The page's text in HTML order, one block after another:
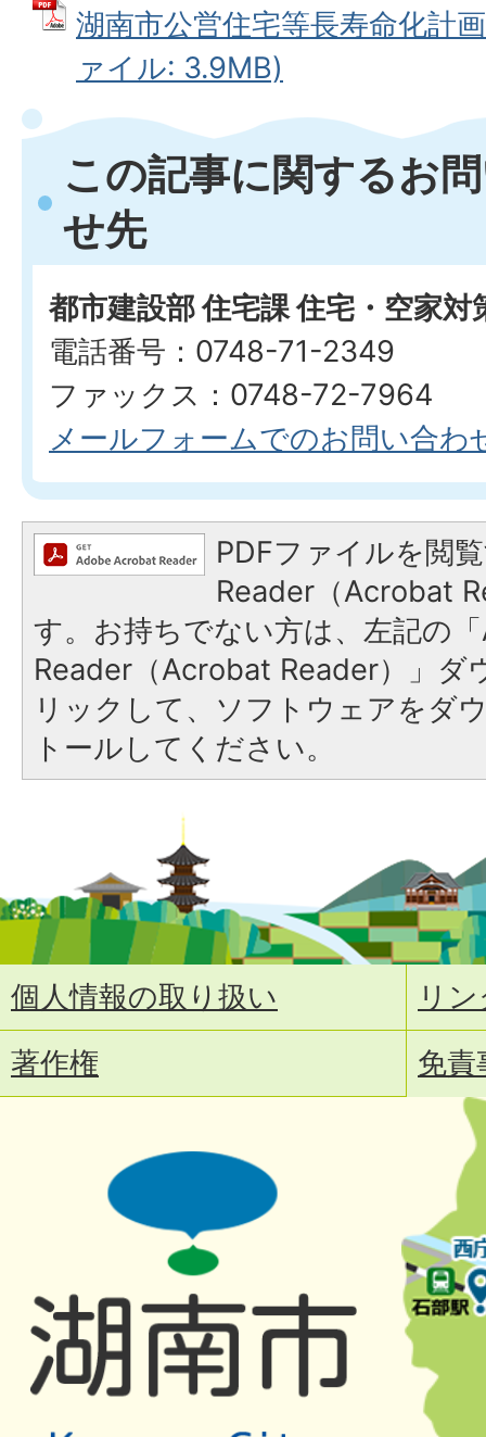
湖南市公営住宅等長寿命化計
ァイル: 3.9MB)
この記事に関するお
せ先
都市建設部 住宅課 住宅・空家対
電話番号：0748-71-2349
ファックス：0748-72-7964
メールフォームでのお問い合わ
PDFファイルを閲
Reader（Acrobat
す。お持ちでない方は、左記の
Reader（Acrobat Reader）」ダ
リックして、ソフトウェアをダ
トールしてください。
個人情報の取り扱い
リ
著作権
免責